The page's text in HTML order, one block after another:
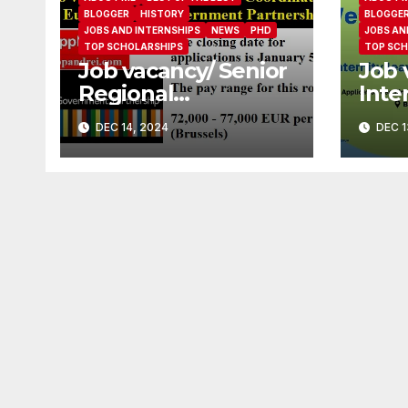
BLOGGER
HISTORY
JOBS AND INTERNSHIPS
NEWS
PHD
TOP SCHOLARSHIPS
Job vacancy/ Senior
Regional
Coordinator at
Europe Open
Government
DEC 14, 2024
JOBS
TOP
Job
DEC